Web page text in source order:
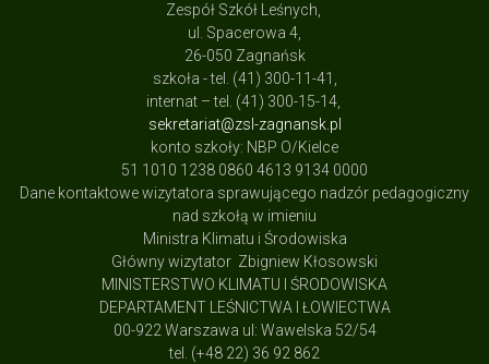
Zespół Szkół Leśnych,
ul. Spacerowa 4,
26-050 Zagnańsk
szkoła - tel. (41) 300-11-41,
internat – tel. (41) 300-15-14,
sekretariat@zsl-zagnansk.pl
konto szkoły: NBP O/Kielce
51 1010 1238 0860 4613 9134 0000
Dane kontaktowe wizytatora sprawującego nadzór pedagogiczny
nad szkołą w imieniu
Ministra Klimatu i Środowiska
Główny wizytator Zbigniew Kłosowski
MINISTERSTWO KLIMATU I ŚRODOWISKA
DEPARTAMENT LEŚNICTWA I ŁOWIECTWA
00-922 Warszawa ul: Wawelska 52/54
tel. (+48 22) 36 92 862